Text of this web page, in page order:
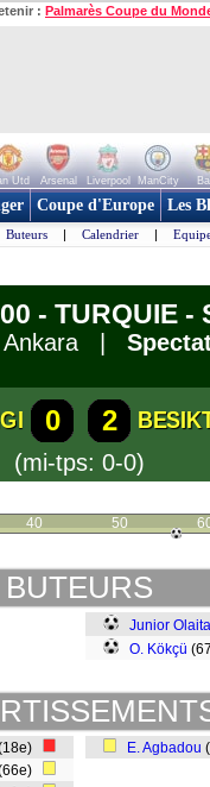
: Palmarès Coupe du
Utd Arsenal Liverpool ManCity
Coupe d'Europe Les
Buteurs | Calendrier |
- TURQUIE -
Ankara |
0 2
(mi-tps: 0-0)
40 50
BUTEURS
Junior
O. Kökçü
E. Agbadou